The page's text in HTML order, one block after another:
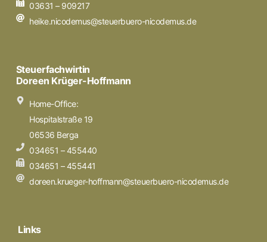
03631 – 909217
heike.nicodemus@steuerbuero-nicodemus.de
Steuerfachwirtin
Doreen Krüger-Hoffmann
Home-Office:
Hospitalstraße 19
06536 Berga
034651 – 455440
034651 – 455441
doreen.krueger-hoffmann@steuerbuero-nicodemus.de
Links